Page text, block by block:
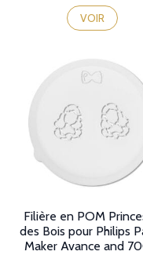
VOIR
Filière en POM
des Bois pour Philips
Maker Avance and